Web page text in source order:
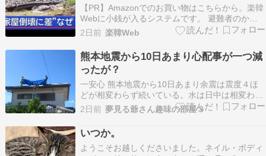
【PR】Amazonでのお買い物はこちらから。楽韓
Webに小銭が入るシステムです。 避難者のかた
に県営住宅に入ってもらう二次避難もはじまって
いるとのことで、じわじわと日常を取り戻しつつ
ある状況になりつつあるのか。 ほとんどの地域で
通電したとの話ですしね。 ネットでぎゃいのぎゃ
い…
2日前 楽韓Web
熊本地震から10日あまり心配事が一つ減
ったが？
一安心 熊本地震から10日あまり余震は震度４ほ
どが相変わらず続いている。水は日中は相変わら
ず断水しているが朝夕の給水時間はずいぶん長く
なったものの同じ市に住む娘の所は断水が続いて
おり隣町に住む孫の自宅に家族で身を寄せてい
る。 今週の週末は予報では曇り雨、1階の養生は
済んだが2階…
2日前 夢見る爺さん趣味の部屋３
いつか。
ようこそお越しくださいました。ネイル・ボディ